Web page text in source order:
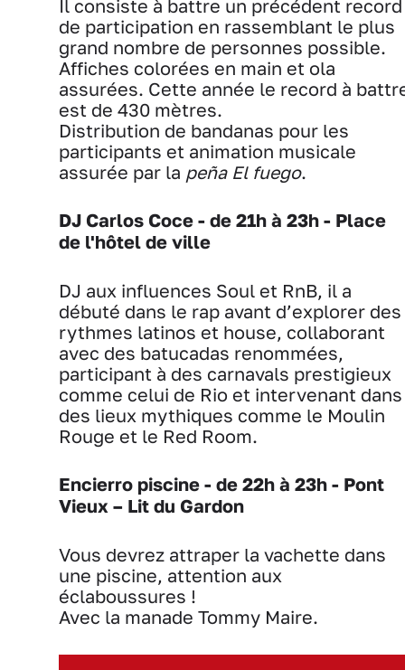
Il consiste à battre un précédent record
de participation en rassemblant le plus
grand nombre de personnes possible.
Affiches colorées en main et ola
assurées. Cette année le record à
est de 430 mètres.
Distribution de bandanas pour les
participants et animation musicale
assurée par la peña El fuego.
DJ Carlos Coce - de 21h à 23h - Place
de l'hôtel de ville
DJ aux influences Soul et RnB, il a
débuté dans le rap avant d’explorer des
rythmes latinos et house, collaborant
avec des batucadas renommées,
participant à des carnavals prestigieux
comme celui de Rio et intervenant dans
des lieux mythiques comme le Moulin
Rouge et le Red Room.
Encierro piscine - de 22h à 23h - Pont
Vieux – Lit du Gardon
Vous devrez attraper la vachette dans
une piscine, attention aux
éclaboussures !
Avec la manade Tommy Maire.